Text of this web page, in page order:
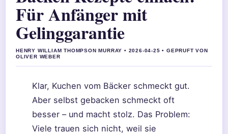
Für Anfänger mit
Gelinggarantie
HENRY WILLIAM THOMPSON MURRAY • 2026-04-25 • GEPRUFT VON
OLIVER WEBER
Klar, Kuchen vom Bäcker schmeckt gut.
Aber selbst gebacken schmeckt oft
besser – und macht stolz. Das Problem:
Viele trauen sich nicht, weil sie